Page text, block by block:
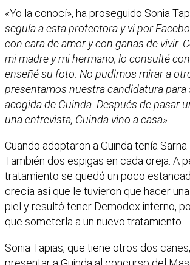
«Yo la conocí», ha proseguido Sonia
seguía a esta protectora y vi por
con cara de amor y con ganas de vivir.
mi madre y mi hermano, lo consulté
enseñé su foto. No pudimos mirar a
presentamos nuestra candidatura para
acogida de Guinda. Después de pasar
una entrevista, Guinda vino a casa».
Cuando adoptaron a Guinda tenía
También dos espigas en cada oreja. A
tratamiento se quedó un poco
crecía así que le tuvieron que hacer
piel y resultó tener Demodex interno,
que someterla a un nuevo tratamiento.
Sonia Tapias, que tiene otros dos